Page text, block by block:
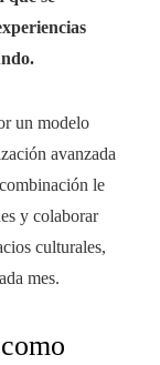
un modelo
avanzada
le
y colaborar
culturales,
mes.